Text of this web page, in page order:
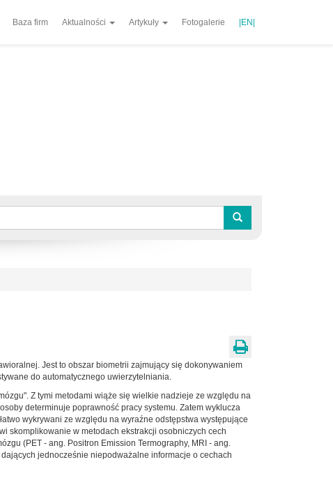
Baza firm Aktualności Artykuły Fotogalerie |EN|
Jest to obszar biometrii zajmujący się dokonywaniem
do automatycznego uwierzytelniania.
Z tymi metodami wiąże się wielkie nadzieje ze względu na
determinuje poprawność pracy systemu. Zatem wyklucza
wykrywani ze względu na wyraźne odstępstwa występujące
skomplikowanie w metodach ekstrakcji osobniczych cech
(PET - ang. Positron Emission Termography, MRI - ang.
jednocześnie niepodważalne informacje o cechach